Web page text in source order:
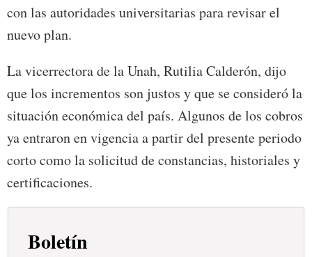
con las autoridades universitarias para revisar el
nuevo plan.
La vicerrectora de la Unah, Rutilia Calderón, dijo
que los incrementos son justos y que se consideró la
situación económica del país. Algunos de los cobros
ya entraron en vigencia a partir del presente periodo
corto como la solicitud de constancias, historiales y
certificaciones.
Boletín